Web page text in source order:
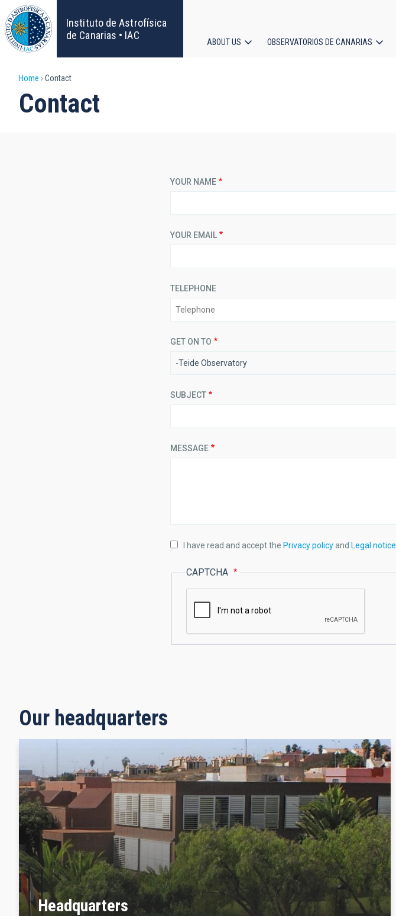
Skip
to
main
content
Instituto de Astrofísica
de Canarias • IAC
ABOUT US OBSERVATORIOS DE CANARIAS
Breadcrumb
Home Contact
Contact
YOUR NAME
YOUR EMAIL
TELEPHONE
GET ON TO
-Teide Observatory
SUBJECT
MESSAGE
I have read and accept the Privacy policy and Legal notice
CAPTCHA
Our headquarters
Headquarters